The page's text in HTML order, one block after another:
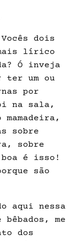
dois
lírico
Ó inveja
ter um ou
por
na sala,
sobre
sobre
é isso!
são
aqui nessa
me
dos